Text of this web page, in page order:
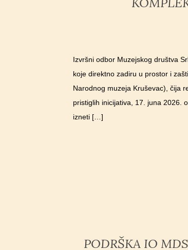
Izvršni odbor Muzejskog društva
koje direktno zadiru u prostor i
Narodnog muzeja Kruševac), čija
pristiglih inicijativa, 17. juna 2026.
izneti […]
PODRŠKA IO